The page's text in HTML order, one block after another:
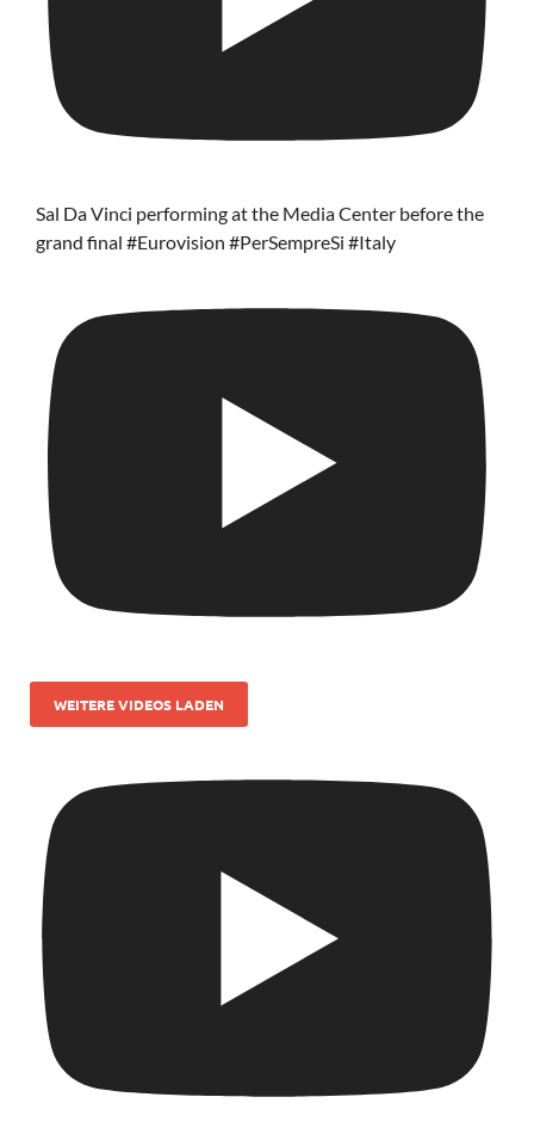
Sal Da Vinci performing at the Media Center before the
grand final #Eurovision #PerSempreSi #Italy
WEITERE VIDEOS LADEN